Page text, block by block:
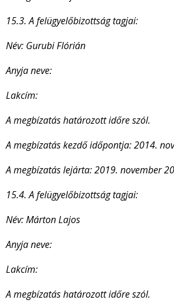
15.3. A felügyelőbizottság tagjai:
Név: Gurubi Flórián
Anyja neve:
Lakcím:
A megbízatás határozott időre szól.
A megbízatás kezdő időpontja: 2014.
A megbízatás lejárta: 2019. november
15.4. A felügyelőbizottság tagjai:
Név:Márton Lajos
Anyja neve:
Lakcím:
A megbízatás határozott időre szól.